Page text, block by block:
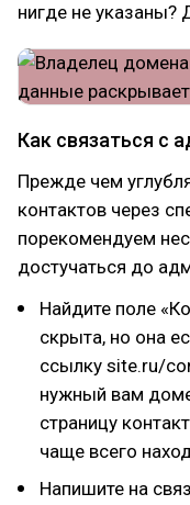
нигде не указаны?
Как связаться с
Прежде чем
контактов через
порекомендуем
достучаться до
Найдите поле
скрыта, но она
ссылку site.ru/
нужный вам
страницу
чаще всего
Напишите на